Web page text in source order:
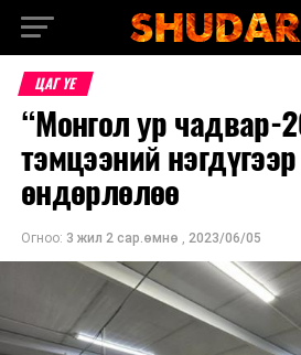
ЦАГ ҮЕ
“Монгол ур чадвар-
тэмцээний
өндөрлөлөө
Огноо: 3 жил 2 сар.өмнө , 2023/06/05